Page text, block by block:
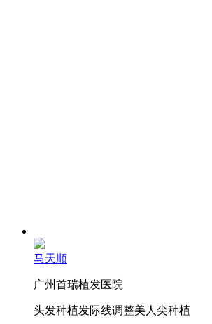
马天顺
广州首瑞植发医院
头发种植发际线调整美人尖种植